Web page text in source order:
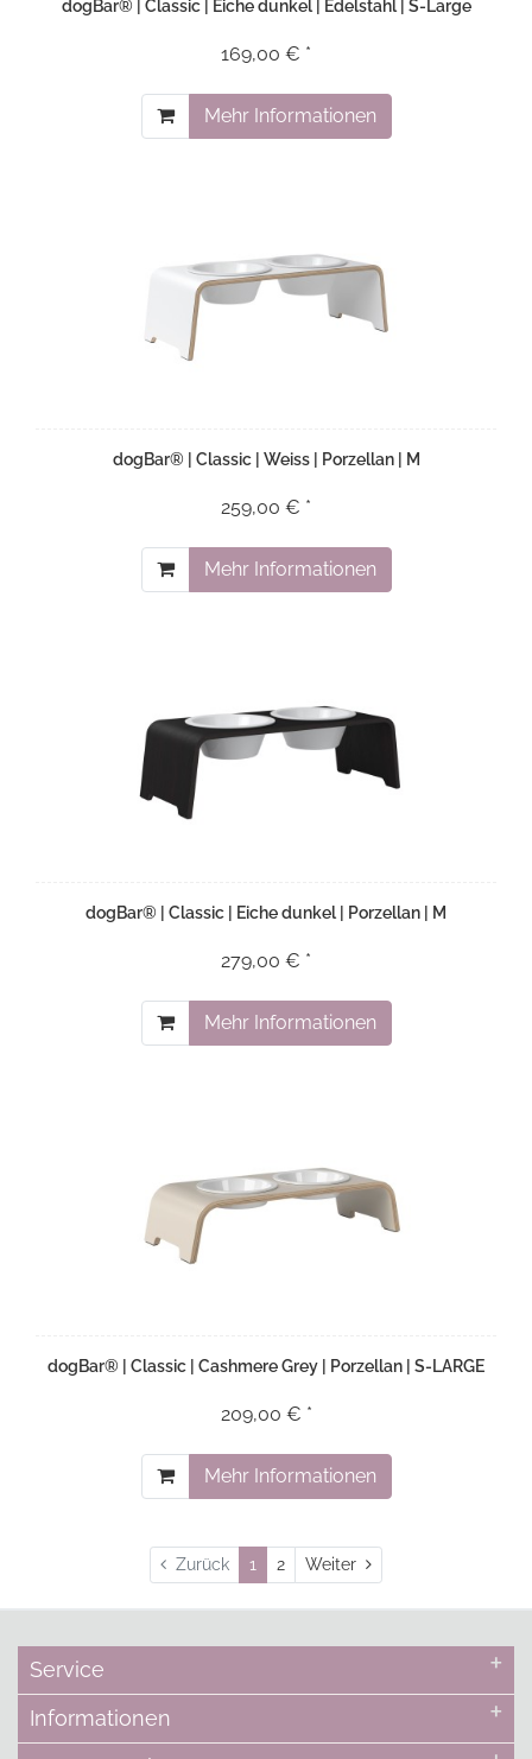
dogBar® | Classic | Eiche dunkel | Edelstahl | S-Large
169,00 € *
Mehr Informationen
dogBar® | Classic | Weiss | Porzellan | M
259,00 € *
Mehr Informationen
dogBar® | Classic | Eiche dunkel | Porzellan | M
279,00 € *
Mehr Informationen
dogBar® | Classic | Cashmere Grey | Porzellan | S-LARGE
209,00 € *
Mehr Informationen
Zurück 1 2 Weiter Weiter
Service
Informationen